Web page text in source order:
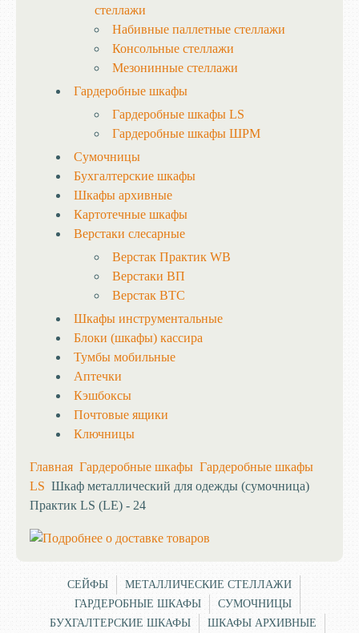
стеллажи
Набивные паллетные стеллажи
Консольные стеллажи
Мезонинные стеллажи
Гардеробные шкафы
Гардеробные шкафы LS
Гардеробные шкафы ШРМ
Сумочницы
Бухгалтерские шкафы
Шкафы архивные
Картотечные шкафы
Верстаки слесарные
Верстак Практик WB
Верстаки ВП
Верстак ВТС
Шкафы инструментальные
Блоки (шкафы) кассира
Тумбы мобильные
Аптечки
Кэшбоксы
Почтовые ящики
Ключницы
Главная Гардеробные шкафы Гардеробные шкафы
LS Шкаф металлический для одежды (сумочница)
Практик LS (LE) - 24
СЕЙФЫ
МЕТАЛЛИЧЕСКИЕ СТЕЛЛАЖИ
ГАРДЕРОБНЫЕ ШКАФЫ
СУМОЧНИЦЫ
БУХГАЛТЕРСКИЕ ШКАФЫ
ШКАФЫ АРХИВНЫЕ